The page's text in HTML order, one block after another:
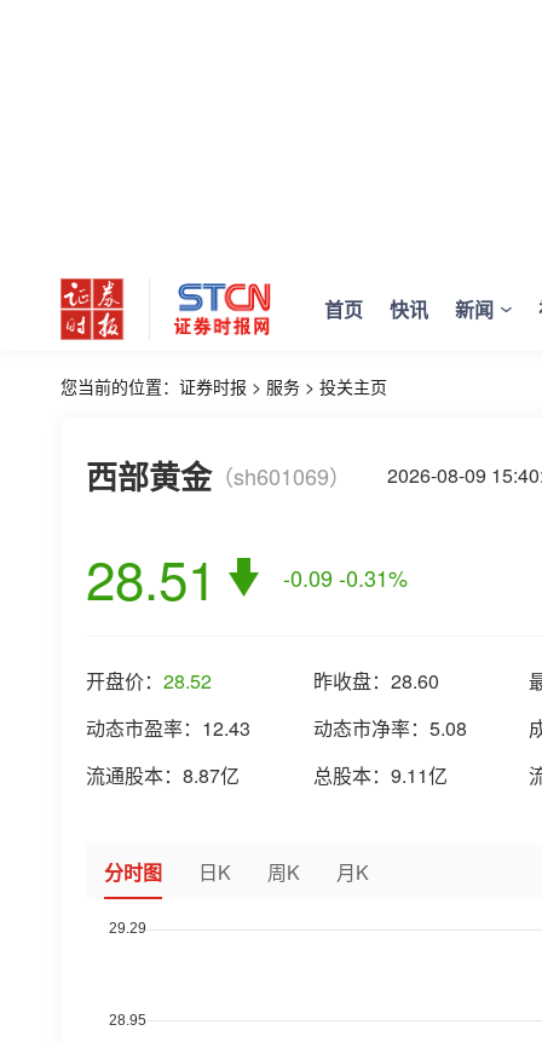
首页 快讯 新闻
您当前的位置： 证券时报 > 服务 > 投关主页
西部黄金（sh601069） 2026-08-09
28.51 -0.09-0.31%
开盘价： 28.52 昨收盘： 28.60
动态市盈率： 12.43 动态市净率： 5.08
流通股本： 8.87亿 总股本： 9.11亿
分时图 日K 周K 月K